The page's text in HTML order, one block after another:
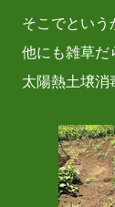
そこでという
他にも雑草だ
太陽熱土壌消